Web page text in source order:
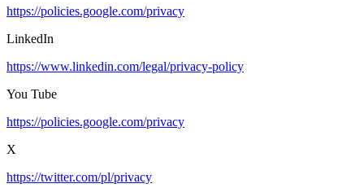
https://policies.google.com/privacy
LinkedIn
https://www.linkedin.com/legal/privacy-policy
You Tube
https://policies.google.com/privacy
X
https://twitter.com/pl/privacy